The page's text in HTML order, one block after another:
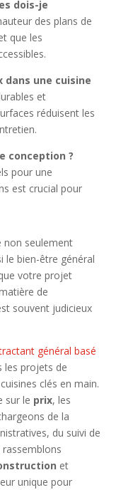
dois-je
des plans de
que les
dans une cuisine
et
réduisent les
conception ?
pour une
est crucial pour
non seulement
le bien-être général
votre projet
de
souvent judicieux
général basé
les projets de
clés en main.
sur le prix, les
de la
du suivi de
rassemblons
et
unique pour